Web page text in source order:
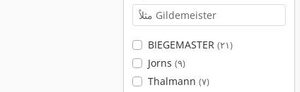
BIEGEMASTER (۲۱)
Jorns (۹)
Thalmann (۷)